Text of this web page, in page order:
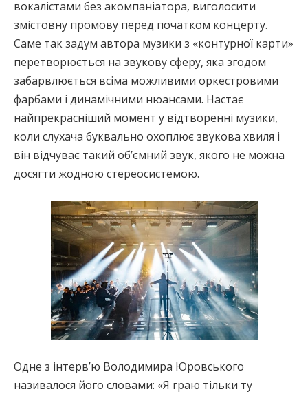
вокалістами без акомпаніатора, виголосити
змістовну промову перед початком концерту.
Саме так задум автора музики з «контурної карти»
перетворюється на звукову сферу, яка згодом
забарвлюється всіма можливими оркестровими
фарбами і динамічними нюансами. Настає
найпрекрасніший момент у відтворенні музики,
коли слухача буквально охоплює звукова хвиля і
він відчуває такий об’ємний звук, якого не можна
досягти жодною стереосистемою.
Одне з інтерв’ю Володимира Юровського
називалося його словами: «Я граю тільки ту